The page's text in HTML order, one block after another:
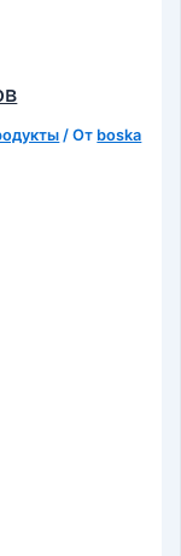
/ От boska